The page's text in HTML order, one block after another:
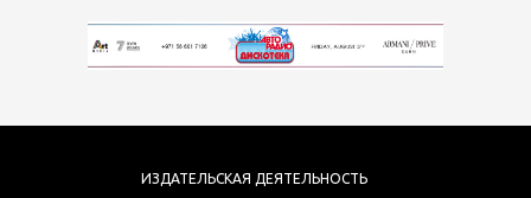
ИЗДАТЕЛЬСКАЯ ДЕЯТЕЛЬНОСТЬ